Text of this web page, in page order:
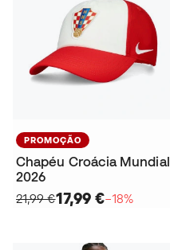
PROMOÇÃO
Chapéu Croácia Mundial
2026
21,99 €17,99 €−18%